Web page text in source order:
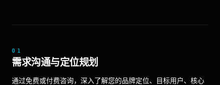
01
需求沟通与定位规划
通过免费或付费咨询，深入了解您的品牌定位、目标用户、核心